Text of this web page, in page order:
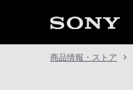
商品情報・ストア